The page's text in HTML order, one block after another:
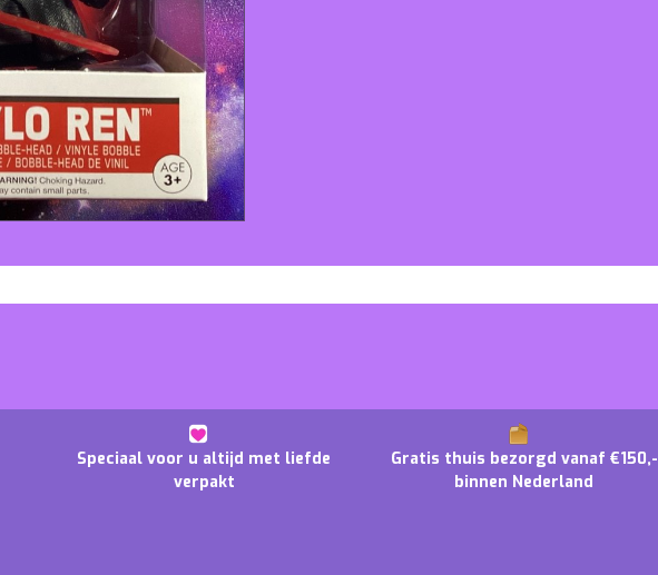
Speciaal voor u altijd met liefde
verpakt
Gratis thuis bezorgd vanaf €150,-
binnen Nederland